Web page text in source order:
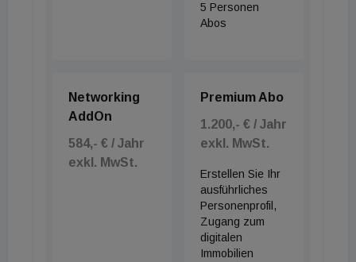
5 Personen
Abos
Networking
AddOn
584,- € / Jahr
exkl. MwSt.
Premium Abo
1.200,- € / Jahr
exkl. MwSt.
Erstellen Sie Ihr
ausführliches
Personenprofil,
Zugang zum
digitalen
Immobilien